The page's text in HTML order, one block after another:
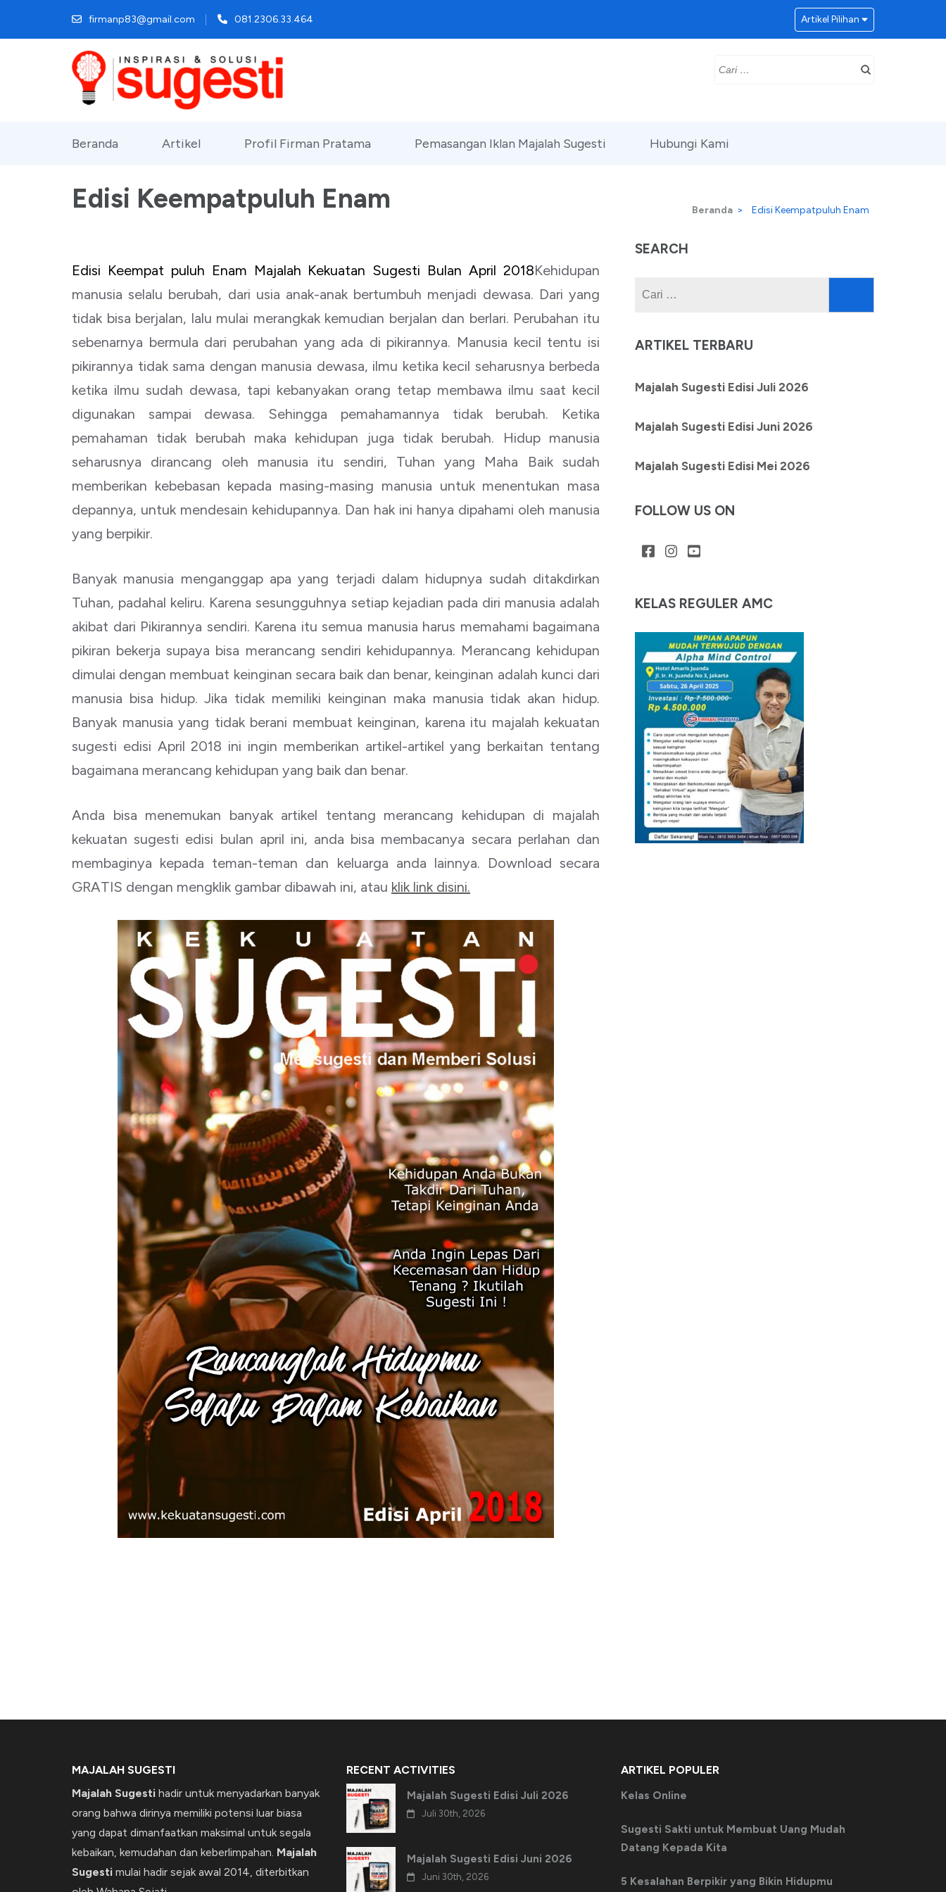
ke
firmanp83@gmail.com 081.2306.33.464 Artikel Pilihan
Cari
Beranda Artikel Profil Firman Pratama Pemasangan Iklan Majalah Sugesti Hubungi Kami
Edisi Keempatpuluh Enam Beranda > Edisi Keempatpuluh Enam
Edisi Keempat puluh Enam Majalah Kekuatan Sugesti Bulan April 2018Kehidupan
manusia selalu berubah, dari usia anak-anak bertumbuh menjadi dewasa. Dari yang
tidak bisa berjalan, lalu mulai merangkak kemudian berjalan dan berlari. Perubahan itu
sebenarnya bermula dari perubahan yang ada di pikirannya. Manusia kecil tentu isi
pikirannya tidak sama dengan manusia dewasa, ilmu ketika kecil seharusnya berbeda
ketika ilmu sudah dewasa, tapi kebanyakan orang tetap membawa ilmu saat kecil
digunakan sampai dewasa. Sehingga pemahamannya tidak berubah. Ketika
pemahaman tidak berubah maka kehidupan juga tidak berubah. Hidup manusia
seharusnya dirancang oleh manusia itu sendiri, Tuhan yang Maha Baik sudah
memberikan kebebasan kepada masing-masing manusia untuk menentukan masa
depannya, untuk mendesain kehidupannya. Dan hak ini hanya dipahami oleh manusia
yang berpikir.
Banyak manusia menganggap apa yang terjadi dalam hidupnya sudah ditakdirkan
Tuhan, padahal keliru. Karena sesungguhnya setiap kejadian pada diri manusia adalah
akibat dari Pikirannya sendiri. Karena itu semua manusia harus memahami bagaimana
pikiran bekerja supaya bisa merancang sendiri kehidupannya. Merancang kehidupan
dimulai dengan membuat keinginan secara baik dan benar, keinginan adalah kunci dari
manusia bisa hidup. Jika tidak memiliki keinginan maka manusia tidak akan hidup.
Banyak manusia yang tidak berani membuat keinginan, karena itu majalah kekuatan
sugesti edisi April 2018 ini ingin memberikan artikel-artikel yang berkaitan tentang
bagaimana merancang kehidupan yang baik dan benar.
Anda bisa menemukan banyak artikel tentang merancang kehidupan di majalah
kekuatan sugesti edisi bulan april ini, anda bisa membacanya secara perlahan dan
membaginya kepada teman-teman dan keluarga anda lainnya. Download secara
GRATIS dengan mengklik gambar dibawah ini, atau klik link disini.
SEARCH
untuk:
ARTIKEL TERBARU
Majalah Sugesti Edisi Juli 2026
Majalah Sugesti Edisi Juni 2026
Majalah Sugesti Edisi Mei 2026
FOLLOW US ON
KELAS REGULER AMC
MAJALAH SUGESTI
Majalah Sugesti hadir untuk menyadarkan banyak
orang bahwa dirinya memiliki potensi luar biasa
yang dapat dimanfaatkan maksimal untuk segala
kebaikan, kemudahan dan keberlimpahan. Majalah
Sugesti mulai hadir sejak awal 2014, diterbitkan
RECENT ACTIVITIES
Majalah Sugesti Edisi Juli 2026
Juli 30th, 2026
Majalah Sugesti Edisi Juni 2026
Juni 30th, 2026
ARTIKEL POPULER
Kelas Online
Sugesti Sakti untuk Membuat Uang Mudah
Datang Kepada Kita
5 Kesalahan Berpikir yang Bikin Hidupmu